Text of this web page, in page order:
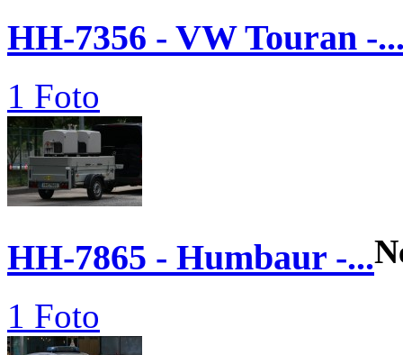
HH-7356 - VW Touran -
1 Foto
HH-7865 - Humbaur -...
1 Foto